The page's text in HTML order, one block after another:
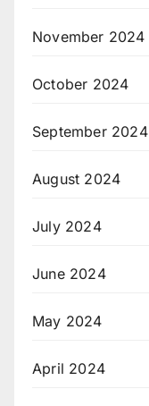
November 2024
October 2024
September 2024
August 2024
July 2024
June 2024
May 2024
April 2024